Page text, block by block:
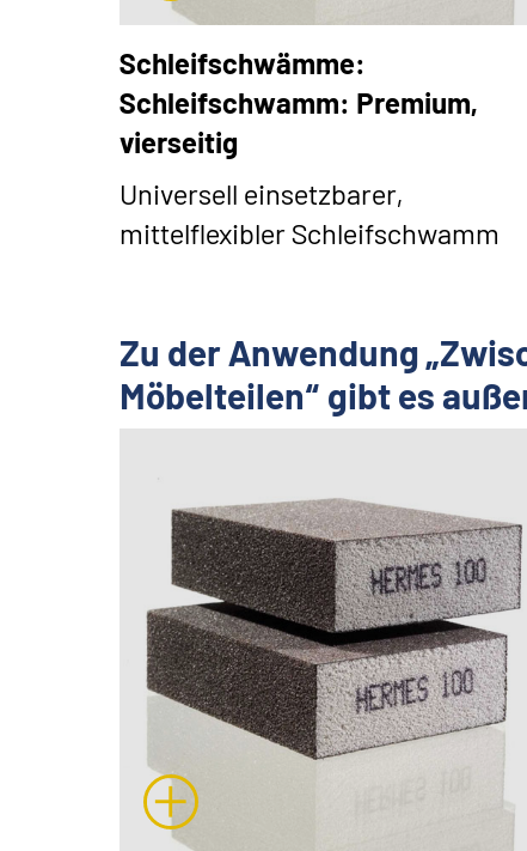
Schleifschwämme:
Schleifschwamm: Premium,
vierseitig
Universell einsetzbarer,
mittelflexibler Schleifschwamm
Zu der Anwendung
Möbelteilen“ gibt es